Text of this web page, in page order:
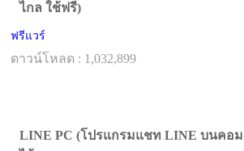
ไกล ใช้ฟรี)
ฟรีแวร์
ดาวน์โหลด : 1,032,899
LINE PC (โปรแกรมแชท LINE บนคอม